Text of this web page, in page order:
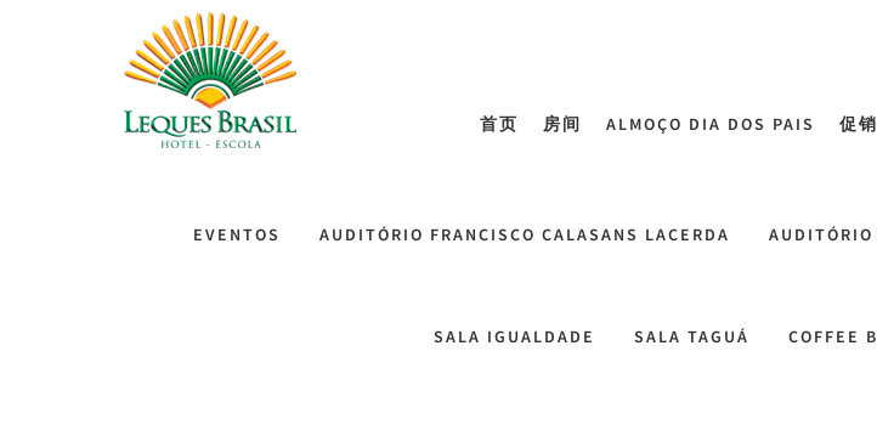
首页 房间 ALMOÇO DIA DOS PAIS 促销
EVENTOS AUDITÓRIO FRANCISCO CALASANS LACERDA AUDITÓRIO
SALA IGUALDADE SALA TAGUÁ COFFEE